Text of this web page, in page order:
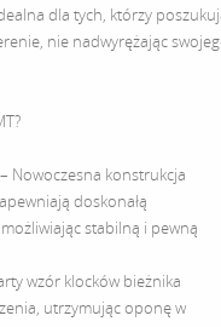
dla tych, którzy
nie nadwyrężając
– Nowoczesna konstrukcja
doskonałą
stabilną i pewną
wzór klocków bieżnika
utrzymując oponę w